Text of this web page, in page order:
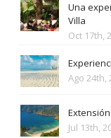
Una
Villa
Oct 17th,
Ago 24th,
Jul 13th,